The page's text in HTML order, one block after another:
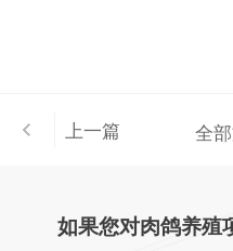
上一篇 全
如果您对肉鸽养殖